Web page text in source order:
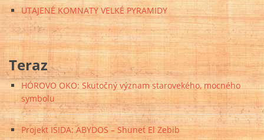
UTAJENÉ KOMNATY VELKÉ PYRAMIDY
Teraz
HÓROVO OKO: Skutočný význam starovekého, mocného
symbolu
Projekt ISIDA: ABYDOS – Shunet El Zebib